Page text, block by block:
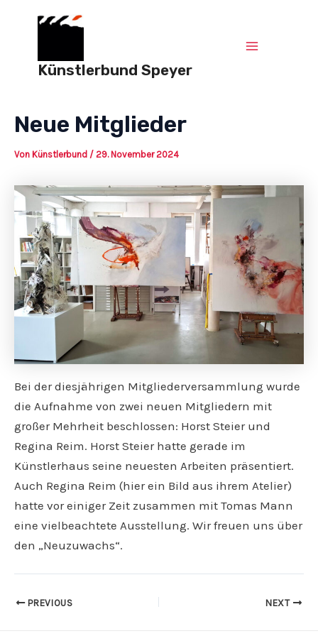
Künstlerbund Speyer
Neue Mitglieder
Von Künstlerbund / 29. November 2024
Bei der diesjährigen Mitgliederversammlung wurde
die Aufnahme von zwei neuen Mitgliedern mit
großer Mehrheit beschlossen: Horst Steier und
Regina Reim. Horst Steier hatte gerade im
Künstlerhaus seine neuesten Arbeiten präsentiert.
Auch Regina Reim (hier ein Bild aus ihrem Atelier)
hatte vor einiger Zeit zusammen mit Tomas Mann
eine vielbeachtete Ausstellung. Wir freuen uns über
den „Neuzuwachs“.
navigation
PREVIOUS NEXT